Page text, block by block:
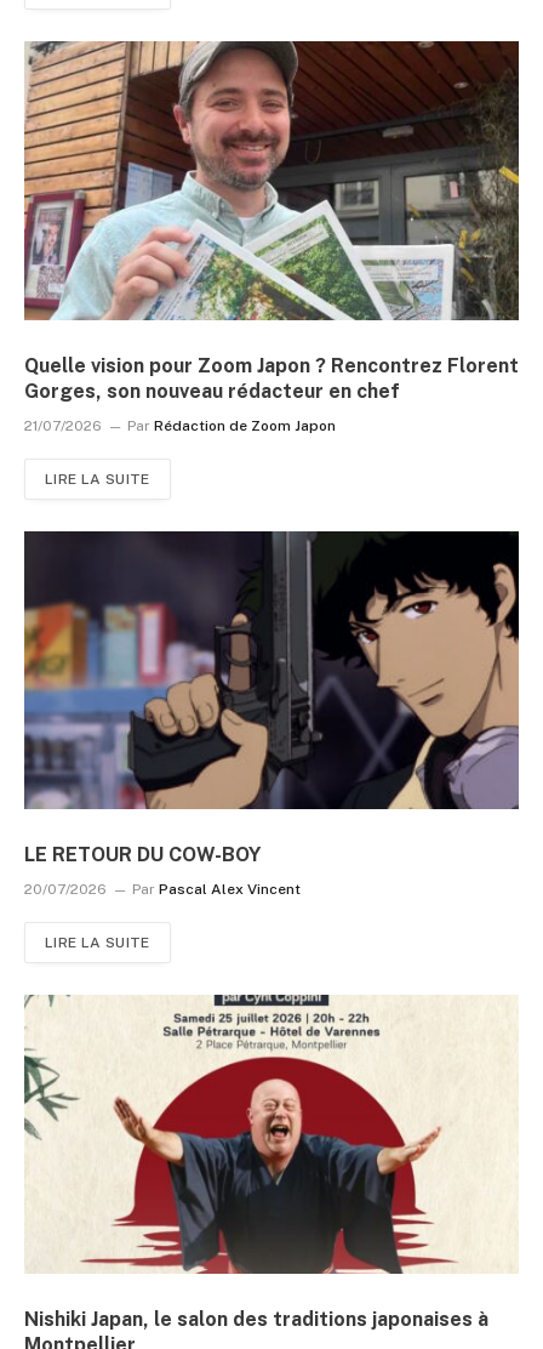
Quelle vision pour Zoom Japon ? Rencontrez Florent
Gorges, son nouveau rédacteur en chef
21/07/2026 Par Rédaction de Zoom Japon
LIRE LA SUITE
LE RETOUR DU COW-BOY
20/07/2026 Par Pascal Alex Vincent
LIRE LA SUITE
Nishiki Japan, le salon des traditions japonaises à
Montpellier